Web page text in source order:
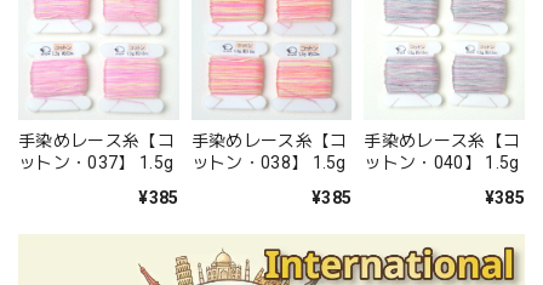
手染めレース糸【コ
ットン・037】 1.5g
¥385
手染めレース糸【コ
ットン・038】 1.5g
¥385
手染めレース糸【コ
ットン・040】 1.5g
¥385